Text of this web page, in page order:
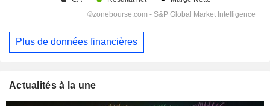
Plus de données financières
Actualités à la une